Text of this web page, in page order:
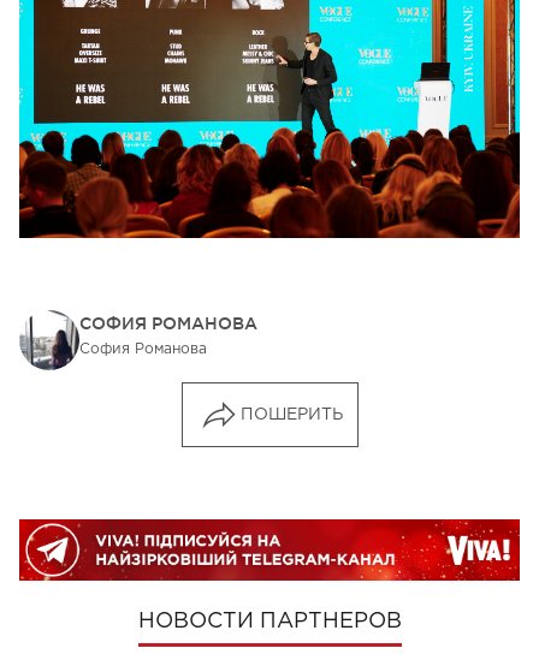
СОФИЯ РОМАНОВА
София Романова
ПОШЕРИТЬ
НОВОСТИ ПАРТНЕРОВ